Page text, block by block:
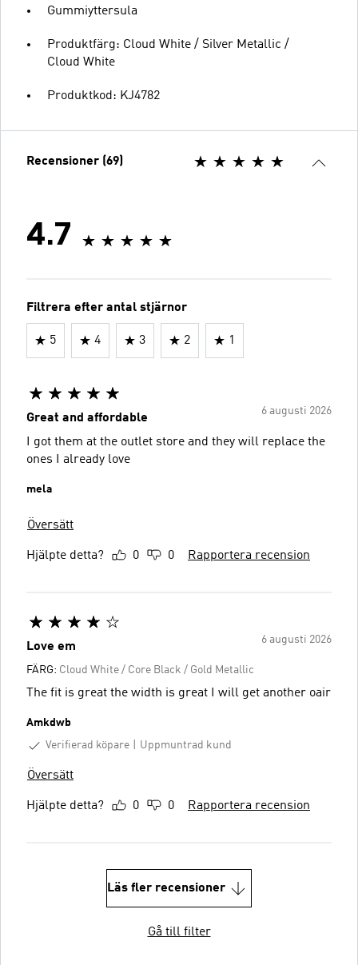
Gummiyttersula
Produktfärg: Cloud White / Silver Metallic /
Cloud White
Produktkod: KJ4782
Recensioner (69)
4.7
Filtrera efter antal stjärnor
5 4 3 2 1
6 augusti 2026
Great and affordable
I got them at the outlet store and they will replace the
ones I already love
mela
Översätt
Hjälpte detta? 0 0 Rapportera recension
6 augusti 2026
Love em
FÄRG: Cloud White / Core Black / Gold Metallic
The fit is great the width is great I will get another oair
Amkdwb
Verifierad köpare
Uppmuntrad kund
Översätt
Hjälpte detta? 0 0 Rapportera recension
Läs fler recensioner
Gå till filter